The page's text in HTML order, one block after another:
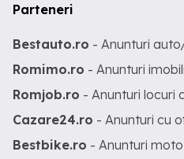
Parteneri
Bestauto.ro - Anunturi
Romimo.ro - Anunturi
Romjob.ro - Anunturi locuri
Cazare24.ro - Anunturi cu
Bestbike.ro - Anunturi moto